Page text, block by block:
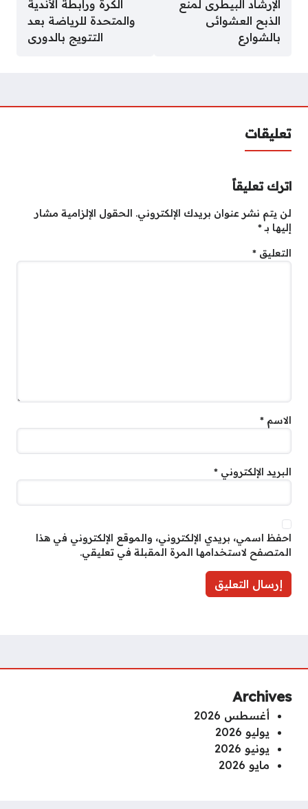
الإرشاد البيطرى لمنع
الذبح العشوائى
بالشوارع
الكرة ورابطة الأندية
والمتحدة للرياضة بعد
التتويج بالدورى
تعليقات
اترك تعليقاً
لن يتم نشر عنوان بريدك الإلكتروني. الحقول الإلزامية مشار
إليها بـ*
التعليق *
الاسم *
البريد الإلكتروني *
احفظ اسمي، بريدي الإلكتروني، والموقع الإلكتروني في هذا
المتصفح لاستخدامها المرة المقبلة في تعليقي.
Archives
أغسطس 2026
يوليو 2026
يونيو 2026
مايو 2026